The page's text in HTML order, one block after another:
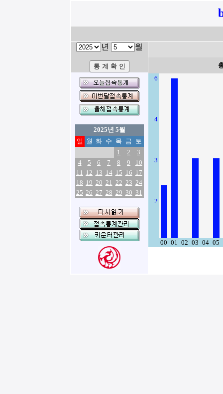
년 월
2025년 5월
일 월 화 수 목 금 토
1
2
3
4
5 6 7 8 9
10
11 12 13 14 15 16 17
18 19 20 21 22 23 24
25 26 27 28 29 30 31
6
4
3
2
00 01 02 03 04 05